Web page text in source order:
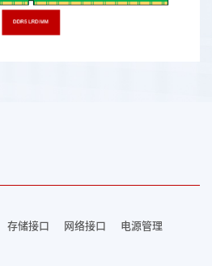
存储接口 网络接口 电源管理